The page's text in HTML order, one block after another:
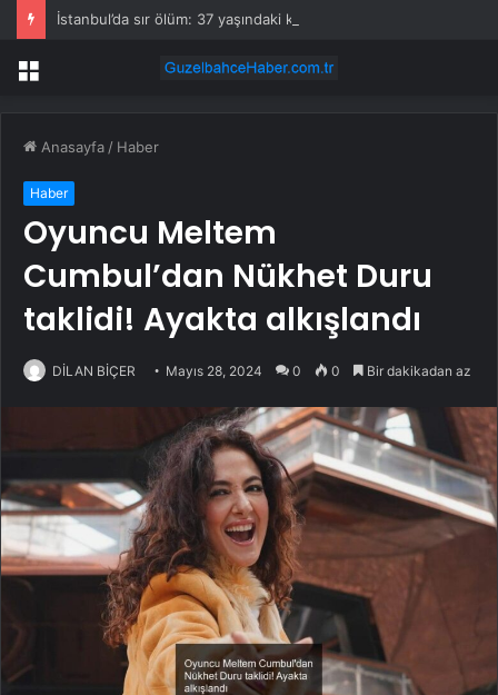
Menü
Anasayfa / Haber
Haber
Oyuncu Meltem
Cumbul’dan Nükhet Duru
taklidi! Ayakta alkışlandı
DİLAN BİÇER Mayıs 28, 2024 0 0 Bir dakikadan az